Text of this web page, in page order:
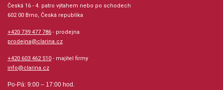
Česká 16 - 4. patro výtahem nebo po schodech
602 00 Brno, Česká republika
+420 739 477 786 - prodejna
prodejna@clarina.cz
+420 603 462 510 - majitel firmy
info@clarina.cz
Po-Pá: 9:00 – 17:00 hod.